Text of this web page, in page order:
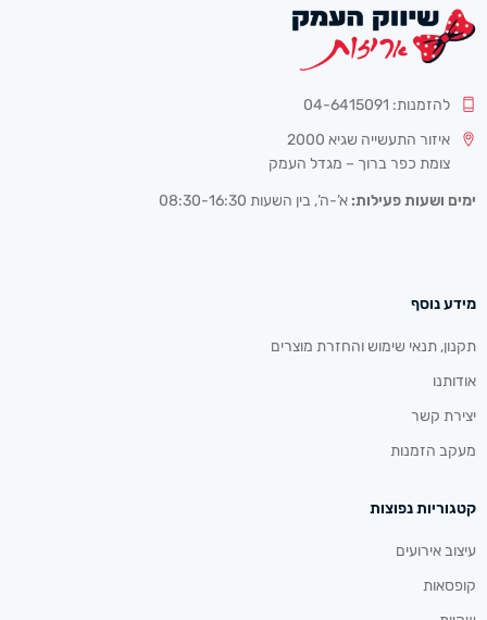
להזמנות: 04-6415091
איזור התעשייה שגיא 2000
צומת כפר ברוך – מגדל העמק
ימים ושעות פעילות: א’-ה’, בין השעות 08:30-16:30
מידע נוסף
תקנון, תנאי שימוש והחזרת מוצרים
אודותנו
יצירת קשר
מעקב הזמנות
קטגוריות נפוצות
עיצוב אירועים
קופסאות